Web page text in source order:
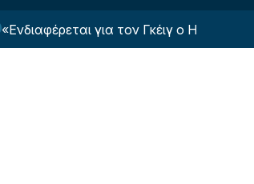
για τον Γκέιγ ο Ηρακλής»